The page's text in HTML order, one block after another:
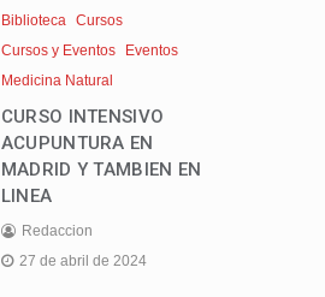
Biblioteca Cursos
Cursos y Eventos
Eventos
Medicina Natural
CURSO INTENSIVO
ACUPUNTURA EN
MADRID Y TAMBIEN EN
LINEA
Redaccion
27 de abril de 2024